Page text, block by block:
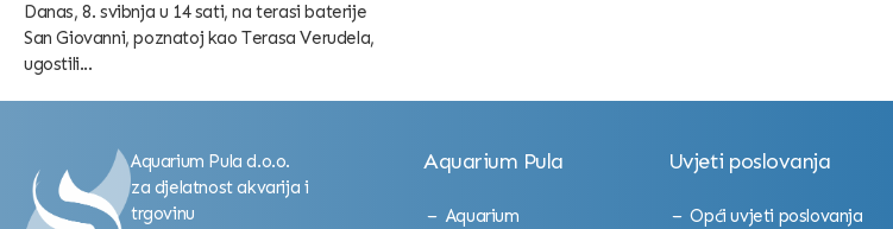
Danas, 8. svibnja u 14 sati, na terasi baterije
San Giovanni, poznatoj kao Terasa Verudela,
ugostili...
Aquarium Pula d.o.o.
za djelatnost akvarija i
trgovinu
Aquarium Pula
Aquarium
Uvjeti poslovanja
Opći uvjeti poslovanja